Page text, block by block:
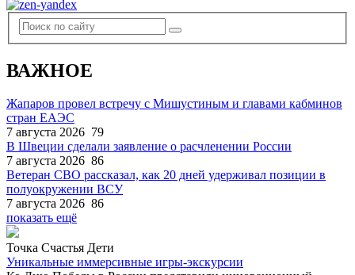
ВАЖНОЕ
Жапаров провел встречу с Мишустиным и главами кабминов
стран ЕАЭС
7 августа 2026 79
В Швеции сделали заявление о расчленении России
7 августа 2026 86
Ветеран СВО рассказал, как 20 дней удерживал позиции в
полуокружении ВСУ
7 августа 2026 86
показать ещё
Точка Счастья Дети
Уникальные иммерсивные игры-экскурсии